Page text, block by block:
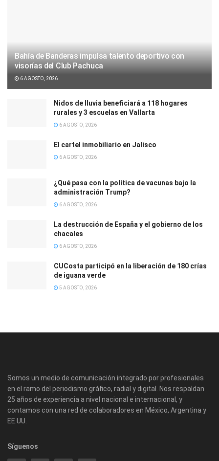
Bahía de Banderas impulsa talento deportivo con
visorías del Club Pachuca
6 AGOSTO, 2026
Nidos de lluvia beneficiará a 118 hogares
rurales y 3 escuelas en Vallarta
6 AGOSTO, 2026
El cartel inmobiliario en Jalisco
6 AGOSTO, 2026
¿Qué pasa con la política de vacunas bajo la
administración Trump?
6 AGOSTO, 2026
La destrucción de España y el gobierno de los
chacales
6 AGOSTO, 2026
CUCosta participó en la liberación de 180 crías
de iguana verde
5 AGOSTO, 2026
Somos un medio de comunicación integrado por profesionales
en el ramo del periodismo gráfico, radial y digital. Nos respaldan
25 años de experiencia a nivel nacional e internacional, y
contamos con una red de colaboradores en México, Argentina y
EE.UU.
Síguenos